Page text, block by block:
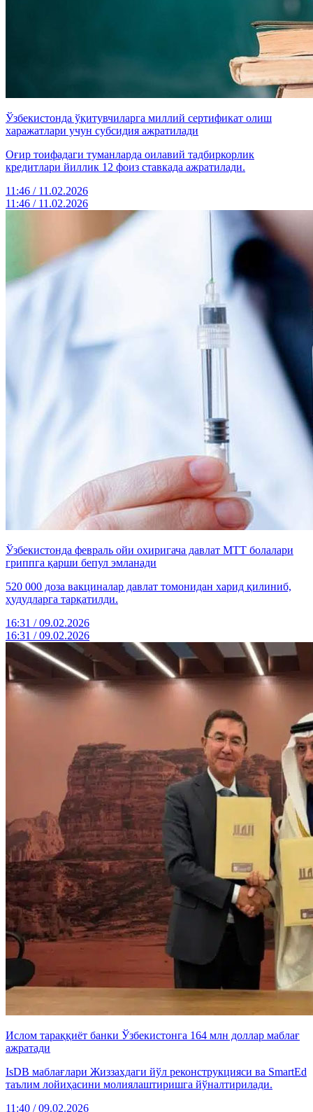
Ўзбекистонда ўқитувчиларга миллий сертификат олиш
харажатлари учун субсидия ажратилади
Оғир тоифадаги туманларда оилавий тадбиркорлик
кредитлари йиллик 12 фоиз ставкада ажратилади.
11:46 / 11.02.2026
11:46 / 11.02.2026
Ўзбекистонда февраль ойи охиригача давлат МТТ болалари
гриппга қарши бепул эмланади
520 000 доза вакциналар давлат томонидан харид қилиниб,
ҳудудларга тарқатилди.
16:31 / 09.02.2026
16:31 / 09.02.2026
Ислом тараққиёт банки Ўзбекистонга 164 млн доллар маблағ
ажратади
IsDB маблағлари Жиззахдаги йўл реконструкцияси ва SmartEd
таълим лойиҳасини молиялаштиришга йўналтирилади.
11:40 / 09.02.2026